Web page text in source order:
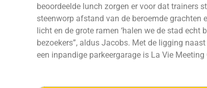
beoordeelde lunch zorgen er voor dat trainers
steenworp afstand van de beroemde grachten
licht en de grote ramen ‘halen we de stad echt
bezoekers”, aldus Jacobs. Met de ligging
een inpandige parkeergarage is La Vie